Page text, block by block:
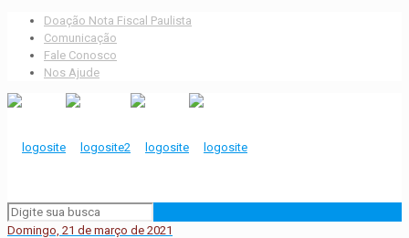
Doação Nota Fiscal Paulista
Comunicação
Fale Conosco
Nos Ajude
Domingo, 21 de março de 2021